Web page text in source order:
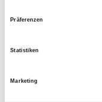
Präferenzen
Statistiken
Marketing
OG -
95213